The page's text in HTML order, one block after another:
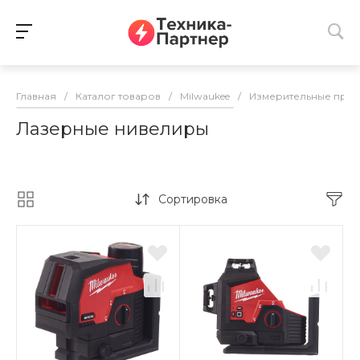
Главная / Каталог товаров / Milwaukee / Измерительные
Лазерные нивелиры
Сортировка